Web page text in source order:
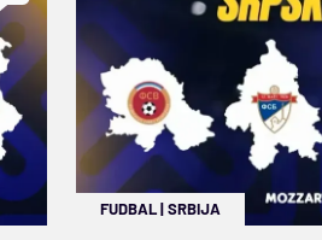
FUDBAL|SRBIJA